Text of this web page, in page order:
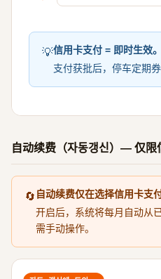
💡信用卡支付 = 即时生效。
支付获批后，停车定期
自动续费（자동갱신）— 仅限
🔄 自动续费仅在选择信用卡支
开启后，系统将每月自动从
需手动操作。